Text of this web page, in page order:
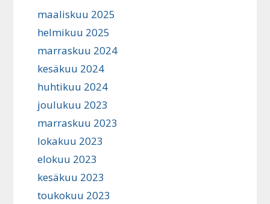
maaliskuu 2025
helmikuu 2025
marraskuu 2024
kesäkuu 2024
huhtikuu 2024
joulukuu 2023
marraskuu 2023
lokakuu 2023
elokuu 2023
kesäkuu 2023
toukokuu 2023